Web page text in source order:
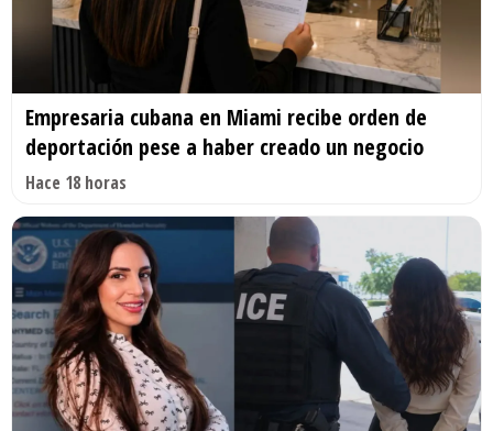
Empresaria cubana en Miami recibe orden de
deportación pese a haber creado un negocio
Hace 18 horas